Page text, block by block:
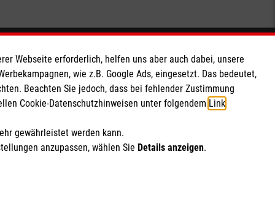
Soziale Netzwerke
Webseite erforderlich, helfen uns aber auch dabei, unsere
wie z.B. Google Ads, eingesetzt. Das bedeutet,
Beachten Sie jedoch, dass bei fehlender Zustimmung
Cookie-Datenschutzhinweisen unter folgendem Link
gewährleistet werden kann.
anzupassen, wählen Sie Details anzeigen.
und Analyse